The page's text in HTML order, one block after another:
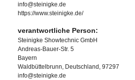
info@steinigke.de
https://www.steinigke.de/
verantwortliche Person:
Steinigke Showtechnic GmbH
Andreas-Bauer-Str. 5
Bayern
Waldbüttelbrunn, Deutschland, 97297
info@steinigke.de